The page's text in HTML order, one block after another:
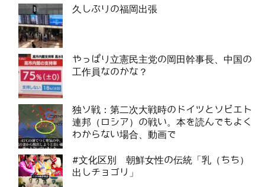
久しぶりの福岡出張
やっぱり立憲民主党の岡田幹事長、中国の
工作員なのかな？
独ソ戦：第二次大戦時のドイツとソビエト
連邦（ロシア）の戦い。本を読んでもよく
わからない場合、動画で
#文化区別 朝鮮女性の伝統「乳（ちち）
出しチョゴリ」